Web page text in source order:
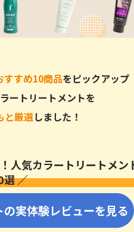
メントは頭皮に悪いの？
やめたらどうなる？
用して、いつでも綺麗な髪
すすめ10商品をピックアップ
ートリートメントを
と厳選しました！
人気カラートリートメン
選 ／
実体験レビューを見る